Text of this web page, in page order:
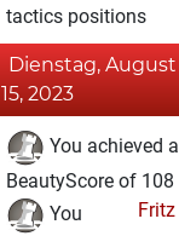
tactics positions
Dienstag, August
15, 2023
You achieved a
BeautyScore of 108
Fritz
You